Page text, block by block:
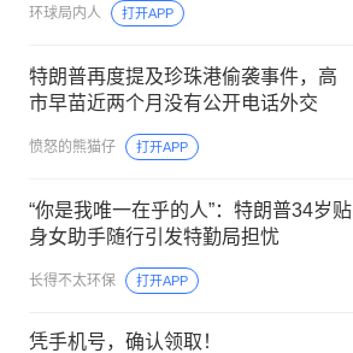
环球局内人 打开APP
特朗普再度提及珍珠港偷袭事件，高
市早苗近两个月没有公开电话外交
愤怒的熊猫仔 打开APP
“你是我唯一在乎的人”：特朗普34岁贴
身女助手随行引发特勤局担忧
长得不太环保 打开APP
凭手机号，确认领取！